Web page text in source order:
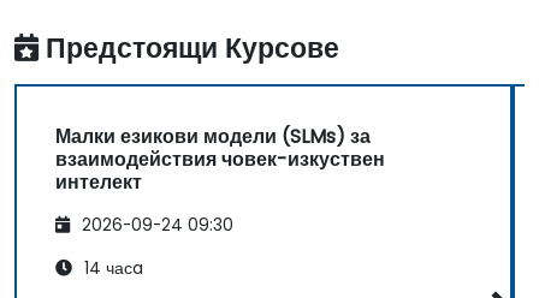
Предстоящи Курсове
Малки езикови модели (SLMs) за
взаимодействия човек-изкуствен
интелект
2026-09-24 09:30
14 часa